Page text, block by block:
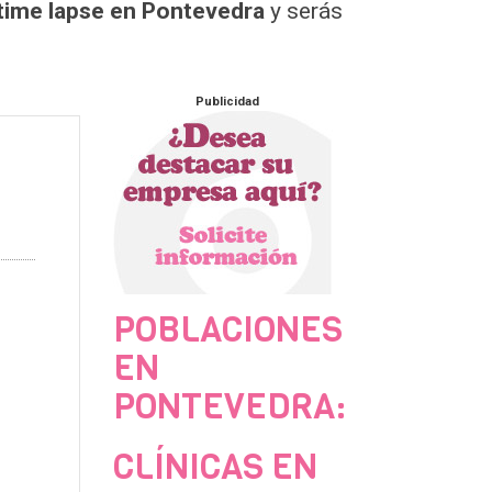
lapse en Pontevedra y serás
Publicidad
POBLACIONES
EN
PONTEVEDRA:
CLÍNICAS EN